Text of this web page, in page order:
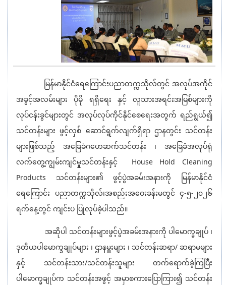
မြန်မာနိုင်ငံရေကြောင်းပညာတက္ကသိုလ်တွင် အလုပ်အကိုင်
အခွင့်အလမ်းများ ပိုမို ရရှိရေး နှင့် လူသားအရင်းအမြစ်များကို
လုပ်ငန်းခွင်များတွင် အလုပ်လုပ်ကိုင်နိုင်စေရေးအတွက် ရည်ရွယ်၍
သင်တန်းများ ဖွင့်လှစ် ဆောင်ရွက်လျက်ရှိရာ ဌာနတွင်း သင်တန်း
များဖြစ်သည့် အခြေခံဂဟေဆက်သင်တန်း ၊ အခြေခံအလုပ်ရုံ
လက်တွေ့ကျွမ်းကျင်မှုသင်တန်းနှင့် House Hold Cleaning
Products သင်တန်းများ၏ ဖွင့်ပွဲအခမ်းအနားကို မြန်မာနိုင်ငံ
ရေကြောင်း ပညာတက္ကသိုလ်၊အစည်းအဝေးခန်းမတွင် ၄-၅-၂၀၂၆
ရက်နေ့တွင် ကျင်းပ ပြုလုပ်ခဲ့ပါသည်။
အဆိုပါ သင်တန်းများဖွင့်ပွဲအခမ်းအနားကို ပါမောက္ခချုပ် ၊
ဒုတိယပါမောက္ခချုပ်များ ၊ ဌာနမှူးများ ၊ သင်တန်းဆရာ/ ဆရာမများ
နှင့် သင်တန်းသား/သင်တန်းသူများ တက်ရောက်ခဲ့ကြပြီး
ပါမောက္ခချုပ်က သင်တန်းအဖွင့် အမှာစကားပြောကြား၍ သင်တန်း